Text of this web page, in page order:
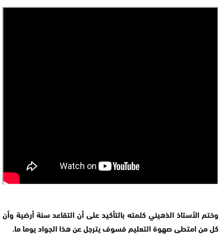
وختم الأستاذ الذهيني كلمته بالتأكيد على أن التقاعد سنة أرضية وأن
كل من امتطى صهوة التعليم فسوف يترجل عن هذا الجواد يوما ما.